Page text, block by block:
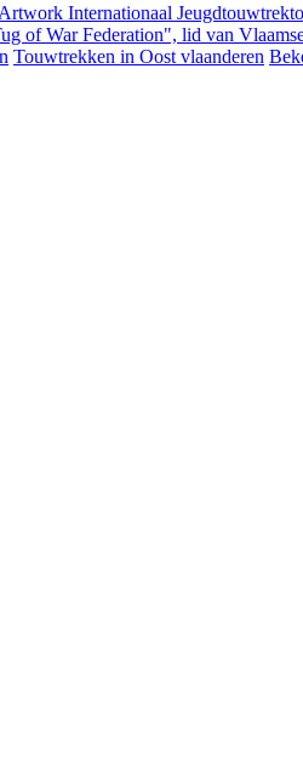
Internationaal
of War Federation", lid van
Touwtrekken in Oost vlaanderen